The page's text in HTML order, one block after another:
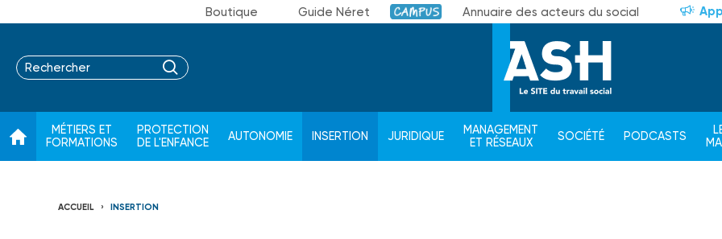
Boutique Guide Néret Campus Annuaire des acteurs du social
MÉTIERS ET
FORMATIONS
PROTECTION
DE L'ENFANCE
AUTONOMIE INSERTION JURIDIQUE
MANAGEMENT
ET RÉSEAUX
SOCIÉTÉ PODCASTS
ACCUEIL INSERTION